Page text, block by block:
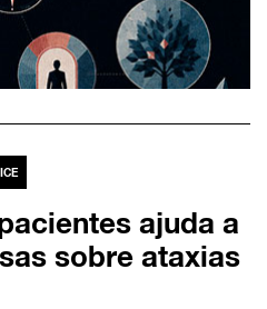
ajuda a
sobre ataxias